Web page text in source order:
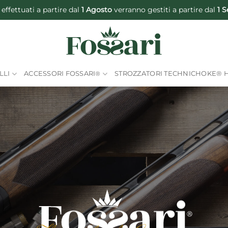
a partire dal 1 Agostoverranno gestiti a partire dal 1
ACCESSORI FOSSARI® STROZZATORI TECHNICHOKE®